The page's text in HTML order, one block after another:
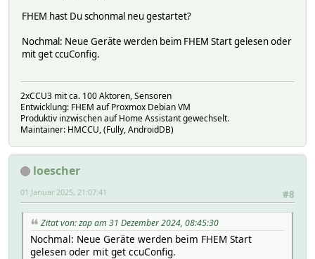
FHEM hast Du schonmal neu gestartet?
Nochmal: Neue Geräte werden beim FHEM Start gelesen oder
mit get ccuConfig.
2xCCU3 mit ca. 100 Aktoren, Sensoren
Entwicklung: FHEM auf Proxmox Debian VM
Produktiv inzwischen auf Home Assistant gewechselt.
Maintainer: HMCCU, (Fully, AndroidDB)
loescher
#8
01 Januar 2025, 21:07:41
Zitat von: zap am 31 Dezember 2024, 08:45:30
Nochmal: Neue Geräte werden beim FHEM Start
gelesen oder mit get ccuConfig.